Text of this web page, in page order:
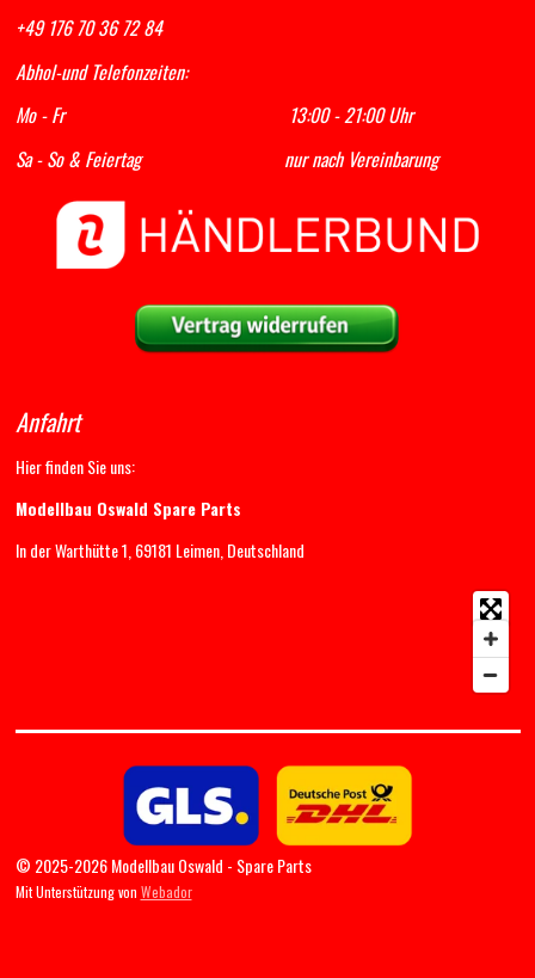
+49 176 70 36 72 84
Abhol-und Telefonzeiten:
Mo - Fr 13:00 - 21:00 Uhr
Sa - So & Feiertag nur nach Vereinbarung
Anfahrt
Hier finden Sie uns:
Modellbau Oswald Spare Parts
In der Warthütte 1, 69181 Leimen, Deutschland
© 2025-2026 Modellbau Oswald - Spare Parts
Mit Unterstützung von Webador